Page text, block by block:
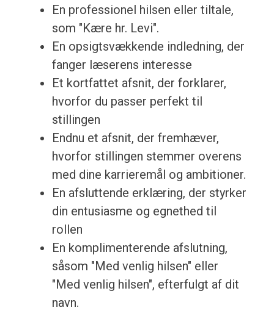
En professionel hilsen eller tiltale,
som "Kære hr. Levi".
En opsigtsvækkende indledning, der
fanger læserens interesse
Et kortfattet afsnit, der forklarer,
hvorfor du passer perfekt til
stillingen
Endnu et afsnit, der fremhæver,
hvorfor stillingen stemmer overens
med dine karrieremål og ambitioner.
En afsluttende erklæring, der styrker
din entusiasme og egnethed til
rollen
En komplimenterende afslutning,
såsom "Med venlig hilsen" eller
"Med venlig hilsen", efterfulgt af dit
navn.